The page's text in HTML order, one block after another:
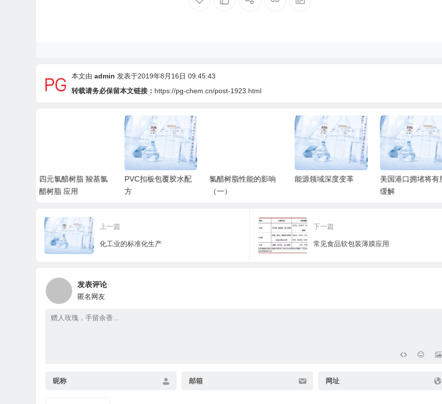
本文由 admin 发表于2019年8月16日 09:45:43
转载请务必保留本文链接： https://pg-chem.cn/post-1923.html
PVC扣板包覆胶水配
方
氯醋树脂性能的影响
（一）
能源领域深度变革
美国港口拥堵将有所
食品包装薄膜的
进展
上一篇
化工业的标准化生产
下一篇
常见食品软包装薄膜应用
发表评论
匿名网友
昵称 邮箱 网址